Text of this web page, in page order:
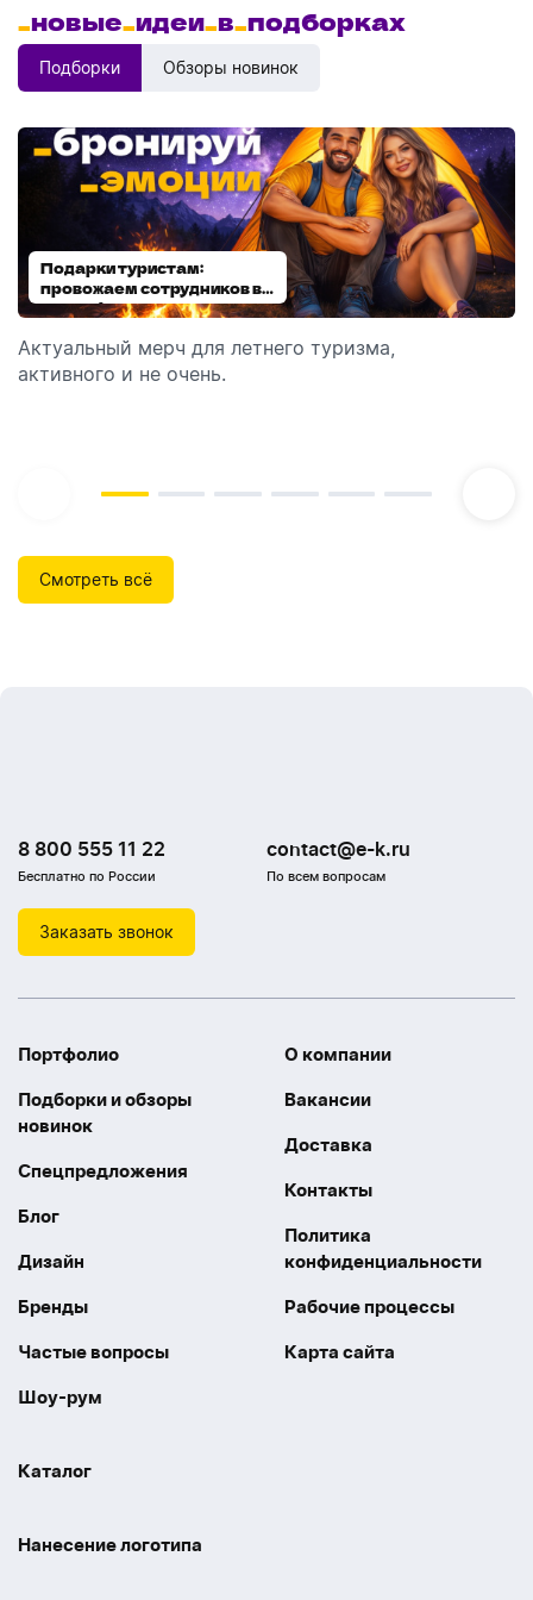
_новые_идеи_в_подборках
Подборки Обзоры новинок
Подарки туристам:
провожаем сотрудников в
отпуск!
Актуальный мерч для летнего туризма,
активного и не очень.
Диспенсеры для мыла:
выбираем модель
Обзор автоматических диспенсеров для мыла,
которые идеально подходят для брендирования.
Смотреть всё
8 800 555 11 22
Бесплатно по России
contact@e-k.ru
По всем вопросам
Заказать звонок
Портфолио
Подборки и обзоры
новинок
Спецпредложения
Блог
Дизайн
Бренды
Частые вопросы
Шоу-рум
О компании
Вакансии
Доставка
Контакты
Политика
конфиденциальности
Рабочие процессы
Карта сайта
Каталог
Нанесение логотипа